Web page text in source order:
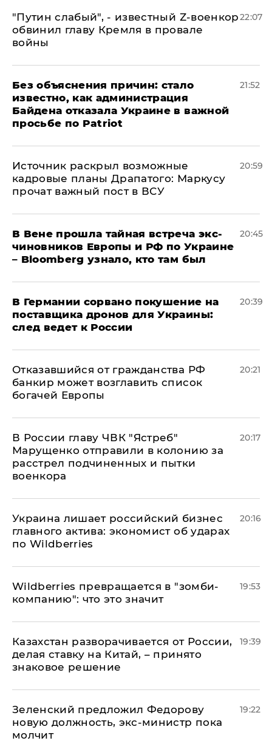
​"Путин слабый", - известный Z-военкор
обвинил главу Кремля в провале
войны
22:07
Без объяснения причин: стало
известно, как администрация
Байдена отказала Украине в важной
просьбе по Patriot
21:52
​Источник раскрыл возможные
кадровые планы Драпатого: Маркусу
прочат важный пост в ВСУ
20:59
В Вене прошла тайная встреча экс-
чиновников Европы и РФ по Украине
– Bloomberg узнало, кто там был
20:45
​В Германии сорвано покушение на
поставщика дронов для Украины:
след ведет к России
20:39
Отказавшийся от гражданства РФ
банкир может возглавить список
богачей Европы
20:21
В России главу ЧВК "Ястреб"
Марущенко отправили в колонию за
расстрел подчиненных и пытки
военкора
20:17
​Украина лишает российский бизнес
главного актива: экономист об ударах
по Wildberries
20:16
Wildberries превращается в "зомби-
компанию": что это значит
19:53
Казахстан разворачивается от России,
делая ставку на Китай, – принято
знаковое решение
19:39
Зеленский предложил Федорову
новую должность, экс-министр пока
молчит
19:22